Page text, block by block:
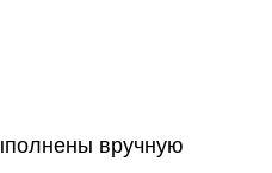
вручную